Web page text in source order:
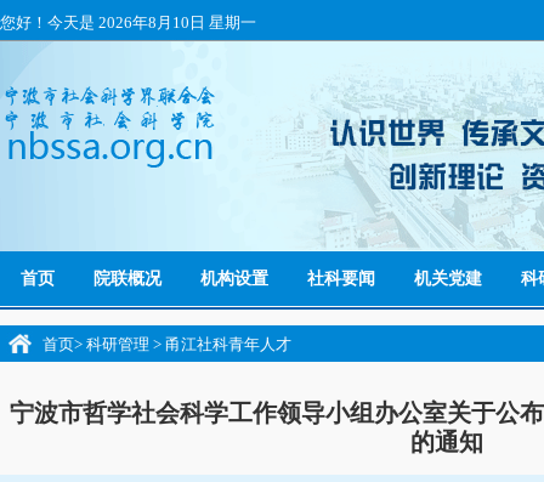
您好！今天是 2026年8月10日 星期一
首页 院联概况 机构设置 社科要闻 机关党建 科
首页> 科研管理 > 甬江社科青年人才
宁波市哲学社会科学工作领导小组办公室关于公
的通知